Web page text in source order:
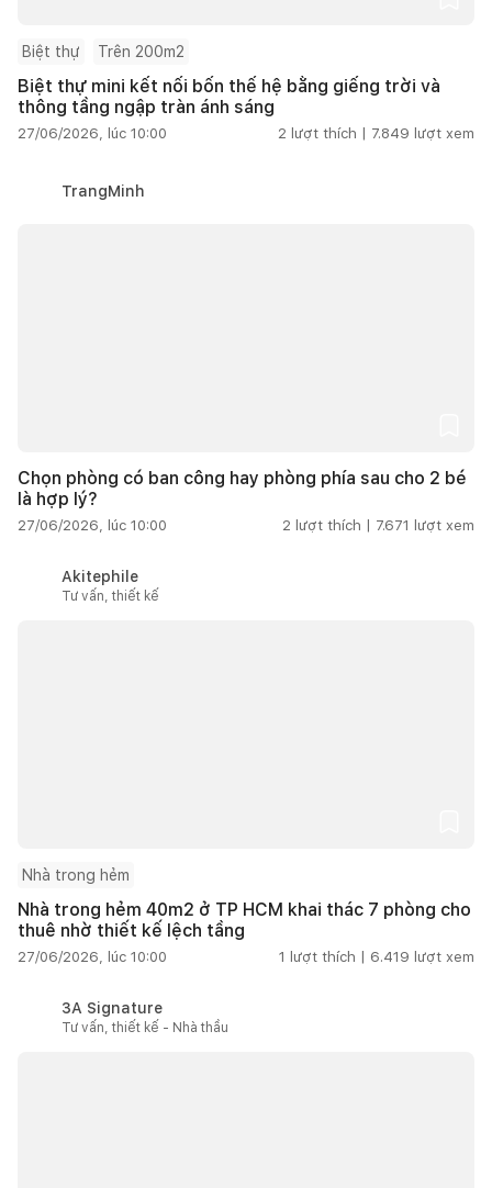
Biệt thự Trên 200m2
Biệt thự mini kết nối bốn thế hệ bằng giếng trời và
thông tầng ngập tràn ánh sáng
27/06/2026, lúc 10:00 2 lượt thích | 7.849 lượt xem
TrangMinh
Chọn phòng có ban công hay phòng phía sau cho 2 bé
là hợp lý?
27/06/2026, lúc 10:00 2 lượt thích | 7.671 lượt xem
Akitephile
Tư vấn, thiết kế
Nhà trong hẻm
Nhà trong hẻm 40m2 ở TP HCM khai thác 7 phòng cho
thuê nhờ thiết kế lệch tầng
27/06/2026, lúc 10:00 1 lượt thích | 6.419 lượt xem
3A Signature
Tư vấn, thiết kế - Nhà thầu